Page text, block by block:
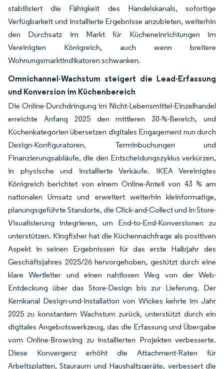
stabilisiert die Fähigkeit des Handelskanals, sofortige
Verfügbarkeit und installierte Ergebnisse anzubieten, weiterhin
den Durchsatz im Markt für Kücheneinrichtungen im
Vereinigten Königreich, auch wenn breitere
Wohnungsmarktindikatoren schwanken.
Omnichannel-Wachstum steigert die Lead-Erfassung
und Konversion im Küchenbereich
Die Online-Durchdringung im Nicht-Lebensmittel-Einzelhandel
erreichte Anfang 2025 den mittleren 30-%-Bereich, und
Küchenkategorien übersetzen digitales Engagement nun durch
Design-Konfiguratoren, Terminbuchungen und
Finanzierungsabläufe, die den Entscheidungszyklus verkürzen,
in physische und installierte Verkäufe. IKEA Vereinigtes
Königreich berichtet von einem Online-Anteil von 43 % am
nationalen Umsatz und erweitert weiterhin kleinformatige,
planungsgeführte Standorte, die Click-and-Collect und In-Store-
Visualisierung integrieren, um End-to-End-Konversionen zu
unterstützen. Kingfisher hat die Küchennachfrage als positiven
Aspekt in seinen Ergebnissen für das erste Halbjahr des
Geschäftsjahres 2025/26 hervorgehoben, gestützt durch eine
klare Wertleiter und einen nahtlosen Weg von der Web-
Entdeckung über das Store-Design bis zur Lieferung. Der
Kernkanal Design-und-Installation von Wickes kehrte im Jahr
2025 zu konstantem Wachstum zurück, unterstützt durch ein
digitales Angebotswerkzeug, das die Erfassung und Übergabe
vom Online-Browsing zu installierten Projekten verbesserte.
Diese Konvergenz erhöht die Attachment-Raten für
Arbeitsplatten, Stauraum und Haushaltsgeräte, verbessert die